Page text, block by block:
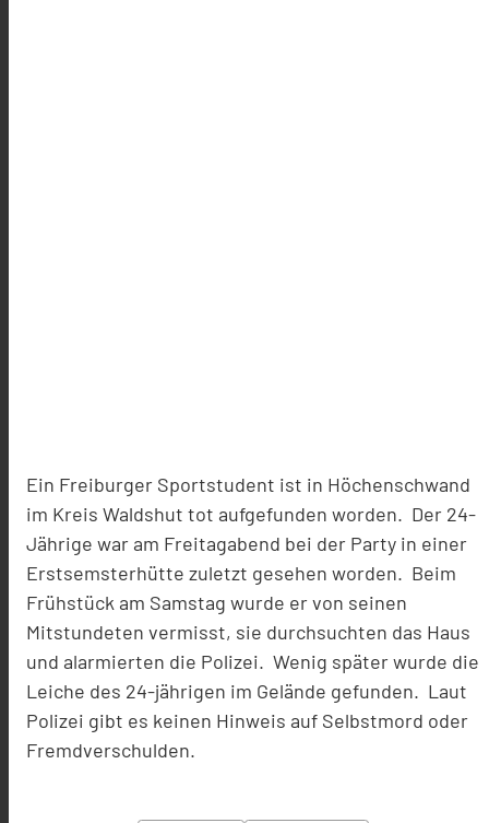
Ein Freiburger Sportstudent ist in Höchenschwand
im Kreis Waldshut tot aufgefunden worden. Der 24-
Jährige war am Freitagabend bei der Party in einer
Erstsemsterhütte zuletzt gesehen worden. Beim
Frühstück am Samstag wurde er von seinen
Mitstundeten vermisst, sie durchsuchten das Haus
und alarmierten die Polizei. Wenig später wurde die
Leiche des 24-jährigen im Gelände gefunden. Laut
Polizei gibt es keinen Hinweis auf Selbstmord oder
Fremdverschulden.